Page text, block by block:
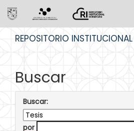
REPOSITORIO
Buscar
Buscar:
por